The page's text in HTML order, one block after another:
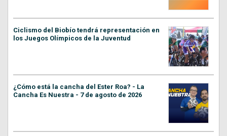
Ciclismo del Biobío tendrá representación en
los Juegos Olímpicos de la Juventud
¿Cómo está la cancha del Ester Roa? - La
Cancha Es Nuestra - 7 de agosto de 2026